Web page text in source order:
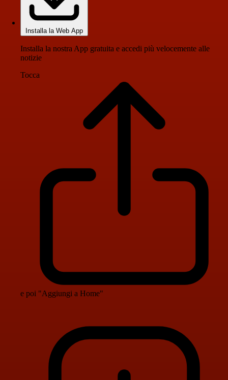
Installa la Web App
Installa la nostra App gratuita e accedi più velocemente alle
notizie
Tocca
e poi "Aggiungi a Home"